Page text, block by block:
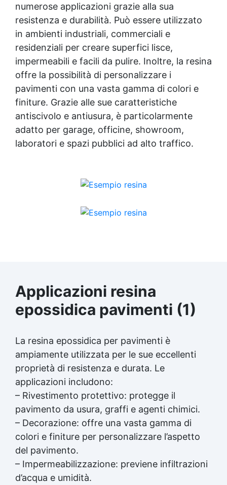
numerose applicazioni grazie alla sua
resistenza e durabilità. Può essere utilizzato
in ambienti industriali, commerciali e
residenziali per creare superfici lisce,
impermeabili e facili da pulire. Inoltre, la resina
offre la possibilità di personalizzare i
pavimenti con una vasta gamma di colori e
finiture. Grazie alle sue caratteristiche
antiscivolo e antiusura, è particolarmente
adatto per garage, officine, showroom,
laboratori e spazi pubblici ad alto traffico.
Applicazioni resina
epossidica pavimenti (1)
La resina epossidica per pavimenti è
ampiamente utilizzata per le sue eccellenti
proprietà di resistenza e durata. Le
applicazioni includono:
– Rivestimento protettivo: protegge il
pavimento da usura, graffi e agenti chimici.
– Decorazione: offre una vasta gamma di
colori e finiture per personalizzare l’aspetto
del pavimento.
– Impermeabilizzazione: previene infiltrazioni
d’acqua e umidità.